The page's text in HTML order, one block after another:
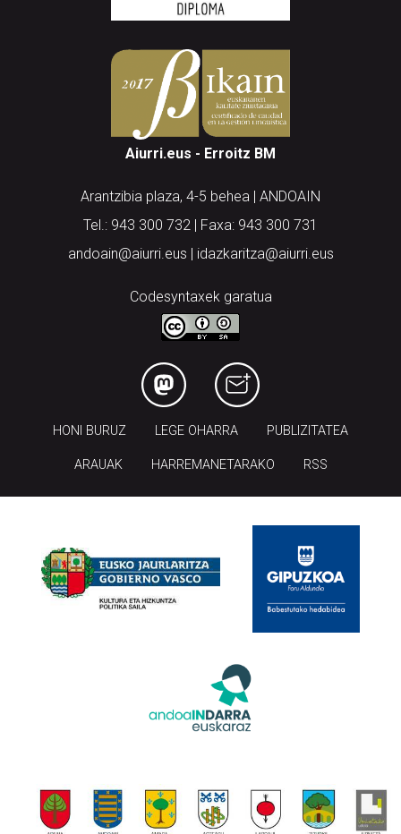
Aiurri.eus - Erroitz BM
Arantzibia plaza, 4-5 behea | ANDOAIN
Tel.: 943 300 732 | Faxa: 943 300 731
andoain@aiurri.eus | idazkaritza@aiurri.eus
Codesyntaxek garatua
HONI BURUZ LEGE OHARRA PUBLIZITATEA
ARAUAK HARREMANETARAKO RSS